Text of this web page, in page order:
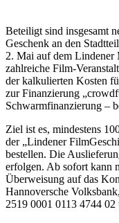
Beteiligt sind insgesamt
Geschenk an den
2. Mai auf dem Lindener
zahlreiche Film-
der kalkulierten Kosten
zur Finanzierung
Schwarmfinanzierung –
Ziel ist es, mindestens
der „Lindener
bestellen. Die
erfolgen. Ab sofort kann
Überweisung auf das
Hannoversche
2519 0001 0113 4744 02